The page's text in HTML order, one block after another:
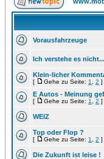
Vorausfahrzeuge
Ich verstehe es nicht...
Klein-licher
[ Gehe zu Seite: 1 2 ]
E Autos - Meinung
[ Gehe zu Seite: 1 2 ]
WEIZ
Top oder Flop ?
[ Gehe zu Seite: 1 2 ]
Die Zukunft ist leise !